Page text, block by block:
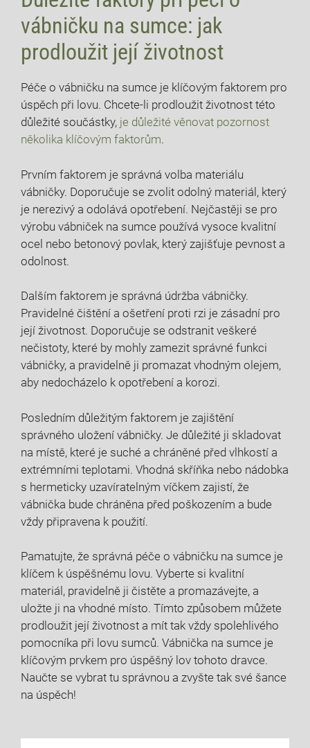
vábničku na sumce: jak
prodloužit její životnost
Péče o vábničku na sumce je klíčovým faktorem pro
úspěch při lovu. Chcete-li prodloužit životnost této
důležité součástky, je důležité věnovat pozornost
několika klíčovým faktorům.
Prvním faktorem je správná volba materiálu
vábničky. Doporučuje se zvolit odolný materiál, který
je nerezivý a odolává opotřebení. Nejčastěji se pro
výrobu vábniček na sumce používá vysoce kvalitní
ocel nebo betonový povlak, který zajišťuje pevnost a
odolnost.
Dalším faktorem je správná údržba vábničky.
Pravidelné čištění a ošetření proti rzi je zásadní pro
její životnost. Doporučuje se odstranit veškeré
nečistoty, které by mohly zamezit správné funkci
vábničky, a pravidelně ji promazat vhodným olejem,
aby nedocházelo k opotřebení a korozi.
Posledním důležitým faktorem je zajištění
správného uložení vábničky. Je důležité ji skladovat
na místě, které je suché a chráněné před vlhkostí a
extrémními teplotami. Vhodná skříňka nebo nádobka
s hermeticky uzavíratelným víčkem zajistí, že
vábnička bude chráněna před poškozením a bude
vždy připravena k použití.
Pamatujte, že správná péče o vábničku na sumce je
klíčem k úspěšnému lovu. Vyberte si kvalitní
materiál, pravidelně ji čistěte a promazávejte, a
uložte ji na vhodné místo. Tímto způsobem můžete
prodloužit její životnost a mít tak vždy spolehlivého
pomocníka při lovu sumců. Vábnička na sumce je
klíčovým prvkem pro úspěšný lov tohoto dravce.
Naučte se vybrat tu správnou a zvyšte tak své šance
na úspěch!